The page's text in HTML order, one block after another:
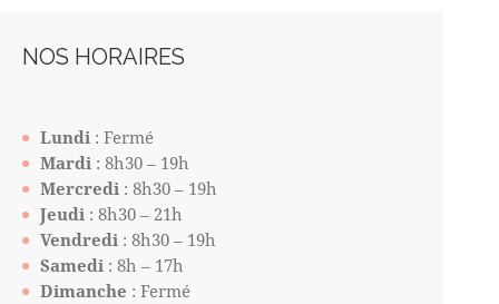
NOS HORAIRES
Lundi : Fermé
Mardi : 8h30 – 19h
Mercredi : 8h30 – 19h
Jeudi : 8h30 – 21h
Vendredi : 8h30 – 19h
Samedi : 8h – 17h
Dimanche : Fermé